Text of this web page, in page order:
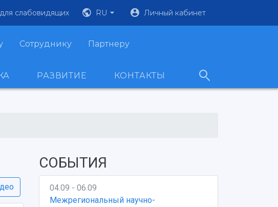
слабовидящих RU Личный кабинет
Сотруднику Партнеру
РАЗВИТИЕ КОНТАКТЫ
СОБЫТИЯ
04.09 - 06.09
Межрегиональный научно-